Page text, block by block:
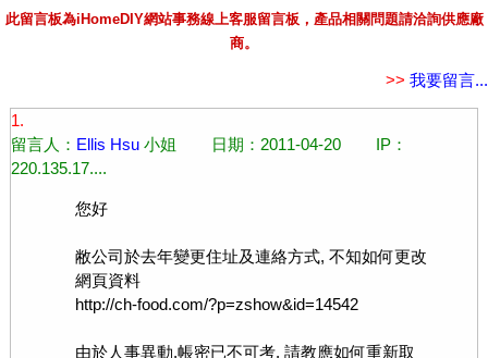
此留言板為iHomeDIY網站事務線上客服留言板，產品相關問題請洽詢供應廠
商。
>> 我要留言...
1.
留言人： Ellis Hsu 小姐 日期：2011-04-20 IP：
220.135.17....
您好
敝公司於去年變更住址及連絡方式, 不知如何更改
網頁資料
http://ch-food.com/?p=zshow&id=14542
由於人事異動,帳密已不可考. 請教應如何重新取